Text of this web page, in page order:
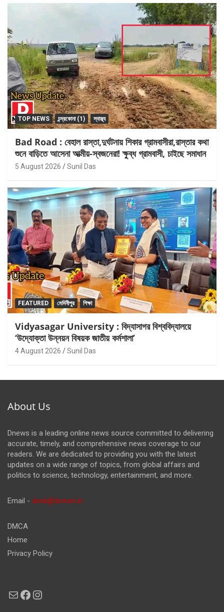
TOP NEWS চন্দ্রকোনা (1) স্বাস্থ্য
Bad Road : বেহাল রাস্তা,দুর্ঘটনায় শিকার গ্রামবাসীরা,রাস্তার কথা
শুনে বাড়িতে আসেনা আত্মীয়-স্বজনেরা! ক্ষুব্ধ গ্রামবাসী, চাইছে সমাধান
5 August 2026 Sunil Das
FEATURED মেদিনীপুর শিক্ষা
Vidyasagar University : বিদ্যাসাগর বিশ্ববিদ্যালয়ে
‘উদ্যোক্তা উন্নয়ন বিষয়ক জাতীয় কর্মশালা’
4 August 2026 Sunil Das
About Us
Dnews is a leading online news source committed to delivering
accurate, timely, and comprehensive news coverage to our
readers. We are dedicated to providing you with the latest
updates on a wide range of topics, from global affairs and
politics to science, technology, entertainment, and more.
Email - desk@dnews.in
DMCA
Home
Privacy Policy
MailFacebook
Instagram